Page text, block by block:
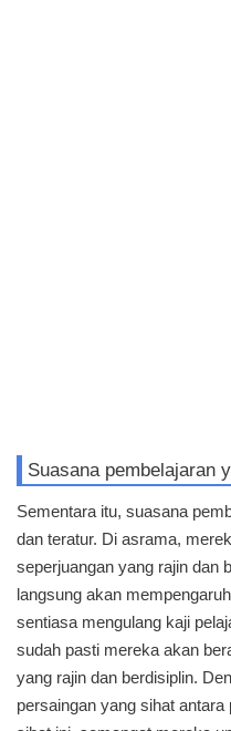
Suasana pembelajaran
Sementara itu, suasana
dan teratur. Di asrama,
seperjuangan yang rajin dan
langsung akan
sentiasa mengulang kaji
sudah pasti mereka akan
yang rajin dan berdisiplin.
persaingan yang sihat